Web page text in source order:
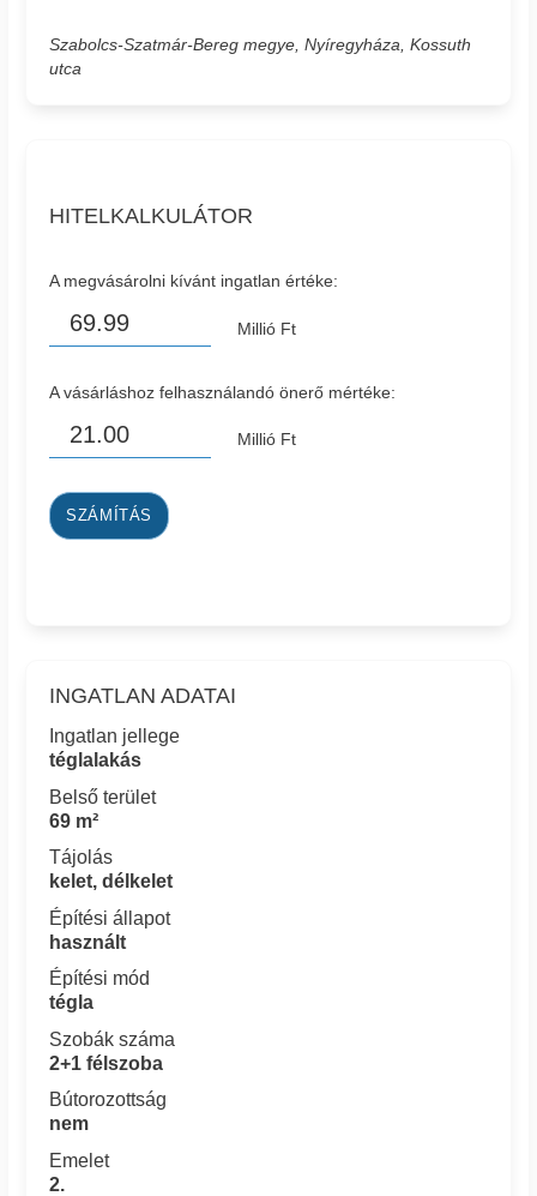
Szabolcs-Szatmár-Bereg megye, Nyíregyháza, Kossuth
utca
HITELKALKULÁTOR
A megvásárolni kívánt ingatlan értéke:
Millió Ft
A vásárláshoz felhasználandó önerő mértéke:
Millió Ft
SZÁMÍTÁS
INGATLAN ADATAI
Ingatlan jellege
téglalakás
Belső terület
69 m²
Tájolás
kelet, délkelet
Építési állapot
használt
Építési mód
tégla
Szobák száma
2+1 félszoba
Bútorozottság
nem
Emelet
2.